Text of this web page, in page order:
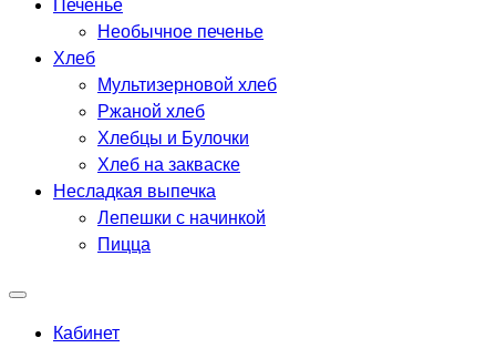
Печенье
Необычное печенье
Хлеб
Мультизерновой хлеб
Ржаной хлеб
Хлебцы и Булочки
Хлеб на закваске
Несладкая выпечка
Лепешки с начинкой
Пицца
Кабинет